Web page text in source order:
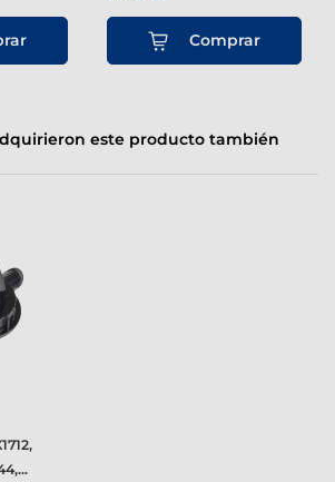
Comprar
este producto también